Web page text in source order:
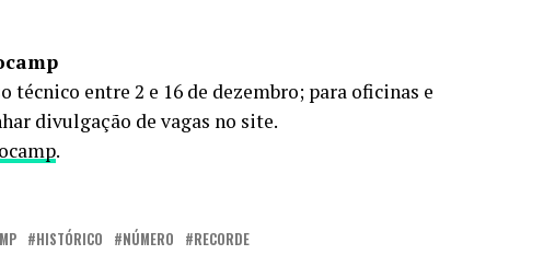
técnico entre 2 e 16 de dezembro; para oficinas e
divulgação de vagas no site.
.
HISTÓRICO NÚMERO RECORDE